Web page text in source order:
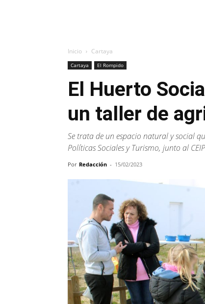
Inicio Cartaya
Cartaya El Rompido
El Huerto
un taller de
Se trata de un espacio natural y social
Políticas Sociales y Turismo, junto al CEIP
Por Redacción - 15/02/2023